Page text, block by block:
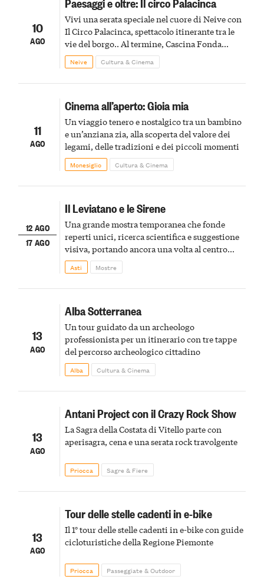
10
AGO
Vivi una serata speciale nel cuore di Neive con
Il Circo Palacinca, spettacolo itinerante tra le
vie del borgo.. Al termine, Cascina Fonda
Winery offrirà una degustazione di due
spumanti.
Neive Cultura & Cinema
11
AGO
Cinema all’aperto: Gioia mia
Un viaggio tenero e nostalgico tra un bambino
e un’anziana zia, alla scoperta del valore dei
legami, delle tradizioni e dei piccoli momenti
Monesiglio Cultura & Cinema
12 AGO
17 AGO
Il Leviatano e le Sirene
Una grande mostra temporanea che fonde
reperti unici, ricerca scientifica e suggestione
visiva, portando ancora una volta al centro
della scena le meraviglie del passato astigiano
Asti Mostre
13
AGO
Alba Sotterranea
Un tour guidato da un archeologo
professionista per un itinerario con tre tappe
del percorso archeologico cittadino
Alba Cultura & Cinema
13
AGO
Antani Project con il Crazy Rock Show
La Sagra della Costata di Vitello parte con
aperisagra, cena e una serata rock travolgente
Priocca Sagre & Fiere
13
AGO
Tour delle stelle cadenti in e-bike
Il 1° tour delle stelle cadenti in e-bike con guide
cicloturistiche della Regione Piemonte
Priocca Passeggiate & Outdoor